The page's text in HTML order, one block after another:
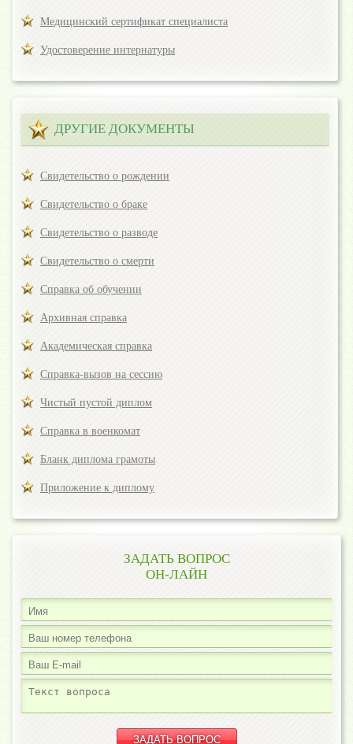
Медицинский сертификат специалиста
Удостоверение интернатуры
ДРУГИЕ ДОКУМЕНТЫ
Свидетельство о рождении
Свидетельство о браке
Свидетельство о разводе
Свидетельство о смерти
Справка об обучении
Архивная справка
Академическая справка
Справка-вызов на сессию
Чистый пустой диплом
Справка в военкомат
Бланк диплома грамоты
Приложение к диплому
ЗАДАТЬ ВОПРОС
ОН-ЛАЙН